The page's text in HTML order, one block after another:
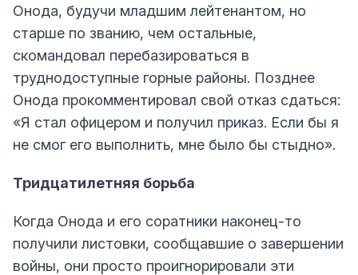
Онода, будучи младшим лейтенантом, но
старше по званию, чем остальные,
скомандовал перебазироваться в
труднодоступные горные районы. Позднее
Онода прокомментировал свой отказ сдаться:
«Я стал офицером и получил приказ. Если бы я
не смог его выполнить, мне было бы стыдно».
Тридцатилетняя борьба
Когда Онода и его соратники наконец-то
получили листовки, сообщавшие о завершении
войны, они просто проигнорировали эти